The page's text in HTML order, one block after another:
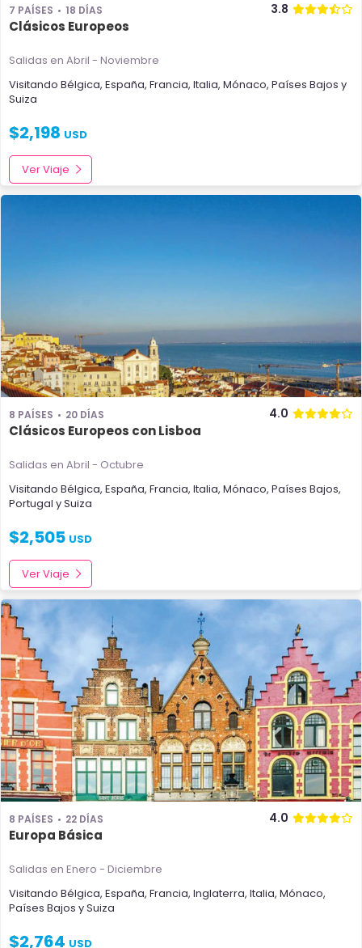
7 PAÍSES 18 DÍAS 3.8
Clásicos Europeos
Salidas en Abril - Noviembre
Visitando Bélgica, España, Francia, Italia, Mónaco, Países Bajos y
Suiza
$2,198 USD
Ver Viaje
8 PAÍSES 20 DÍAS 4.0
Clásicos Europeos con Lisboa
Salidas en Abril - Octubre
Visitando Bélgica, España, Francia, Italia, Mónaco, Países Bajos,
Portugal ySuiza
$2,505 USD
Ver Viaje
8 PAÍSES 22 DÍAS 4.0
Europa Básica
Salidas en Enero - Diciembre
Visitando Bélgica, España, Francia, Inglaterra, Italia, Mónaco,
Países Bajos ySuiza
$2,764 USD